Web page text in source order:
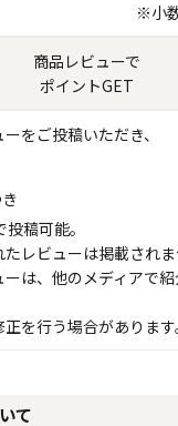
お知らせ
※小
商品レビューで
ポイントGET
をご投稿いただき、
稿可能。
レビューは掲載されま
は、他のメディアで
を行う場合があります
て